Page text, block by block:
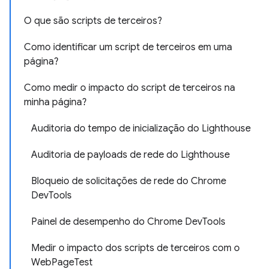
O que são scripts de terceiros?
Como identificar um script de terceiros em uma
página?
Como medir o impacto do script de terceiros na
minha página?
Auditoria do tempo de inicialização do Lighthouse
Auditoria de payloads de rede do Lighthouse
Bloqueio de solicitações de rede do Chrome
DevTools
Painel de desempenho do Chrome DevTools
Medir o impacto dos scripts de terceiros com o
WebPageTest